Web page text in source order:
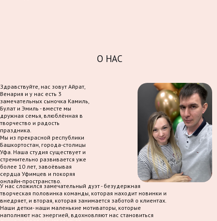
О НАС
Здравствуйте, нас зовут Айрат,
Венария и у нас есть 3
замечательных сыночка Камиль,
Булат и Эмиль - вместе мы
дружная семья, влюблённая в
творчество и радость
праздника.
Мы из прекрасной республики
Башкортостан, города-столицы
Уфа. Наша студия существует и
стремительно развивается уже
более 10 лет, завоёвывая
сердца Уфимцев и покоряя
онлайн-пространство.
У нас сложился замечательный дуэт - безудержная
творческая половинка команды, которая находит новинки и
внедряет, и вторая, которая занимается заботой о клиентах.
Наши детки- наши маленькие мотиваторы, которые
наполняют нас энергией, вдохновляют нас становиться